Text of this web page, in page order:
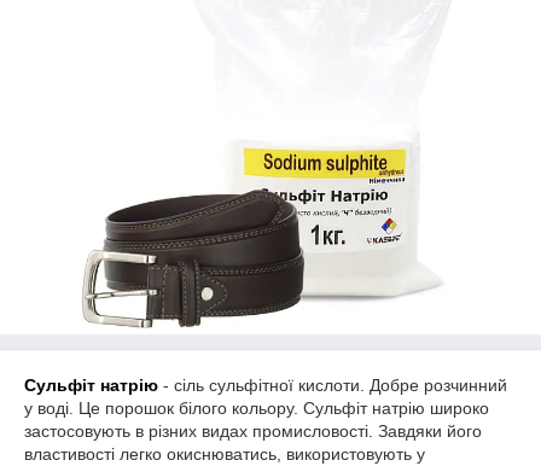
Сульфіт натрію - сіль сульфітної кислоти. Добре розчинний
у воді. Це порошок білого кольору. Сульфіт натрію широко
застосовують в різних видах промисловості. Завдяки його
властивості легко окиснюватись, використовують у